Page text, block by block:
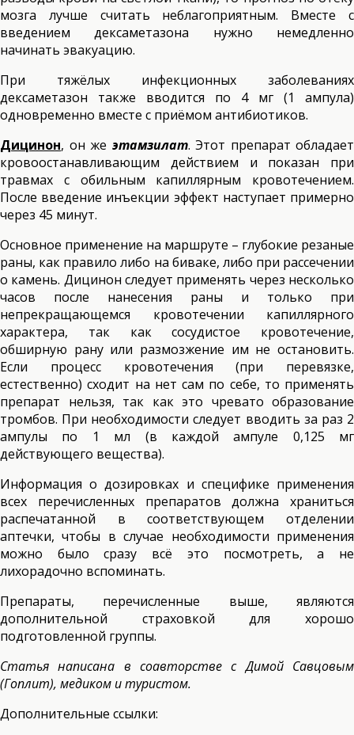
мозга лучше считать неблагоприятным. Вместе с
введением дексаметазона нужно немедленно
начинать эвакуацию.
При тяжёлых инфекционных заболеваниях
дексаметазон также вводится по 4 мг (1 ампула)
одновременно вместе с приёмом антибиотиков.
Дицинон, он же этамзилат. Этот препарат обладает
кровоостанавливающим действием и показан при
травмах с обильным капиллярным кровотечением.
После введение инъекции эффект наступает примерно
через 45 минут.
Основное применение на маршруте – глубокие резаные
раны, как правило либо на биваке, либо при рассечении
о камень. Дицинон следует применять через несколько
часов после нанесения раны и только при
непрекращающемся кровотечении капиллярного
характера, так как сосудистое кровотечение,
обширную рану или размозжение им не остановить.
Если процесс кровотечения (при перевязке,
естественно) сходит на нет сам по себе, то применять
препарат нельзя, так как это чревато образование
тромбов. При необходимости следует вводить за раз 2
ампулы по 1 мл (в каждой ампуле 0,125 мг
действующего вещества).
Информация о дозировках и специфике применения
всех перечисленных препаратов должна храниться
распечатанной в соответствующем отделении
аптечки, чтобы в случае необходимости применения
можно было сразу всё это посмотреть, а не
лихорадочно вспоминать.
Препараты, перечисленные выше, являются
дополнительной страховкой для хорошо
подготовленной группы.
Статья написана в соавторстве с Димой Савцовым
(Гоплит), медиком и туристом.
Дополнительные ссылки: